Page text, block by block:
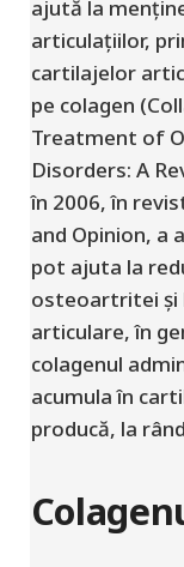
ajută la
articulațiilor,
cartilajelor
pe colagen
Treatment of
Disorders: A
în 2006, în
and Opinion, a
pot ajuta la
osteoartritei și
articulare, în
colagenul
acumula în
producă, la